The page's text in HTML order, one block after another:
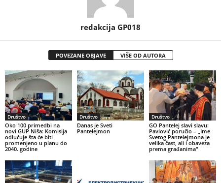
redakcija GP018
POVEZANE OBJAVE VIŠE OD AUTORA
Društvo
Oko 100 primedbi na
novi GUP Niša: Komisija
odlučuje šta će biti
promenjeno u planu do
2040. godine
Društvo
Danas je Sveti
Pantelejmon
Društvo
GO Pantelej slavi slavu:
Pavlović poručio – „Ime
Svetog Pantelejmona je
velika čast, ali i obaveza
prema građanima“